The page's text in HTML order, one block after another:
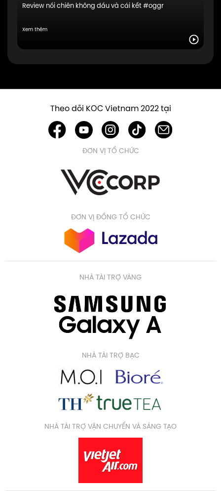
Review nồi chiên không dầu và cái kết #oggr
Xem thêm
Theo dõi KOC Vietnam 2022 tại
ĐƠN VỊ TỔ CHỨC
ĐƠN VỊ ĐỒNG TỔ CHỨC
NHÀ TÀI TRỢ VÀNG
NHÀ TÀI TRỢ BẠC
NHÀ TÀI TRỢ VẬN CHUYỂN VÀ SÁNG TẠO